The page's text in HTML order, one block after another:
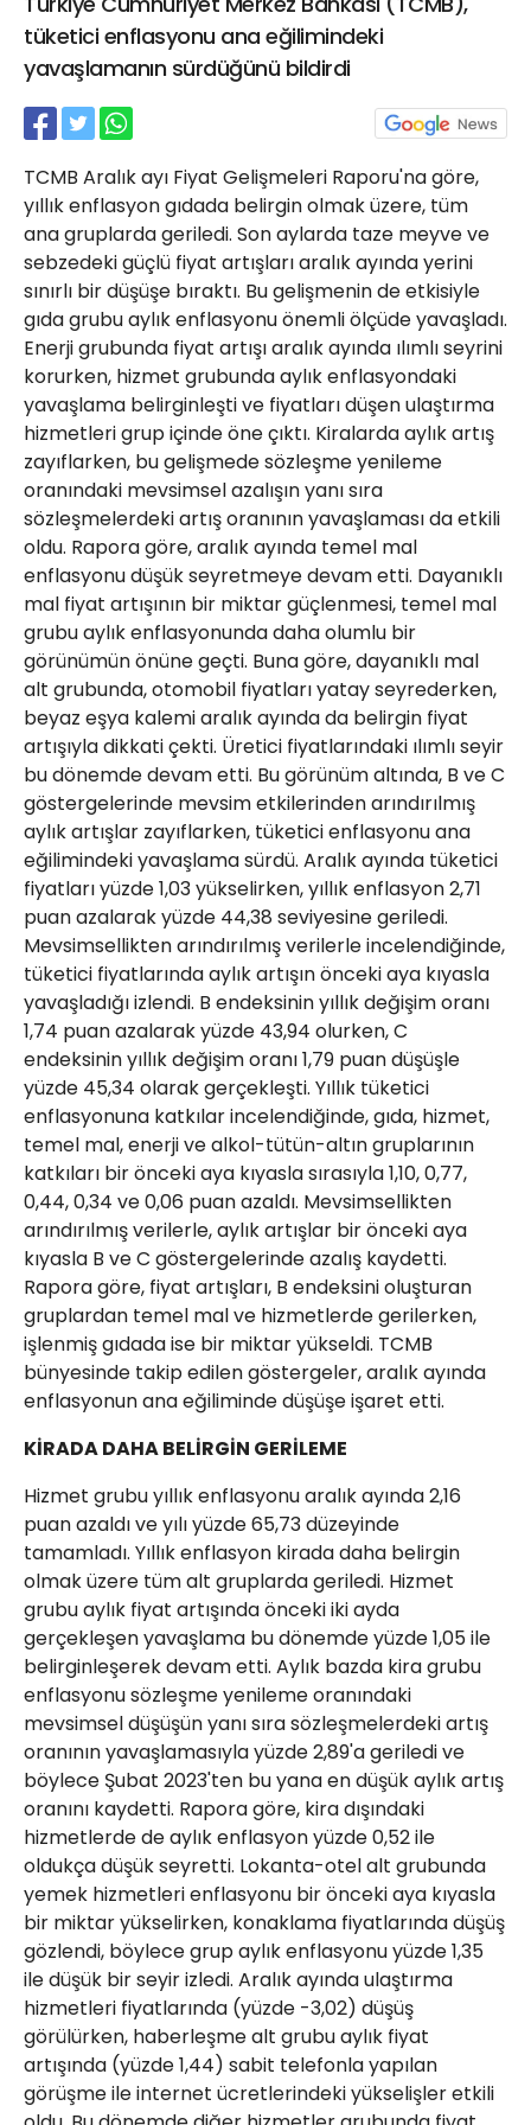
tüketici enflasyonu ana eğilimindeki
yavaşlamanın sürdüğünü bildirdi
TCMB Aralık ayı Fiyat Gelişmeleri Raporu'na göre,
yıllık enflasyon gıdada belirgin olmak üzere, tüm
ana gruplarda geriledi. Son aylarda taze meyve ve
sebzedeki güçlü fiyat artışları aralık ayında yerini
sınırlı bir düşüşe bıraktı. Bu gelişmenin de etkisiyle
gıda grubu aylık enflasyonu önemli ölçüde yavaşladı.
Enerji grubunda fiyat artışı aralık ayında ılımlı seyrini
korurken, hizmet grubunda aylık enflasyondaki
yavaşlama belirginleşti ve fiyatları düşen ulaştırma
hizmetleri grup içinde öne çıktı. Kiralarda aylık artış
zayıflarken, bu gelişmede sözleşme yenileme
oranındaki mevsimsel azalışın yanı sıra
sözleşmelerdeki artış oranının yavaşlaması da etkili
oldu. Rapora göre, aralık ayında temel mal
enflasyonu düşük seyretmeye devam etti. Dayanıklı
mal fiyat artışının bir miktar güçlenmesi, temel mal
grubu aylık enflasyonunda daha olumlu bir
görünümün önüne geçti. Buna göre, dayanıklı mal
alt grubunda, otomobil fiyatları yatay seyrederken,
beyaz eşya kalemi aralık ayında da belirgin fiyat
artışıyla dikkati çekti. Üretici fiyatlarındaki ılımlı seyir
bu dönemde devam etti. Bu görünüm altında, B ve C
göstergelerinde mevsim etkilerinden arındırılmış
aylık artışlar zayıflarken, tüketici enflasyonu ana
eğilimindeki yavaşlama sürdü. Aralık ayında tüketici
fiyatları yüzde 1,03 yükselirken, yıllık enflasyon 2,71
puan azalarak yüzde 44,38 seviyesine geriledi.
Mevsimsellikten arındırılmış verilerle incelendiğinde,
tüketici fiyatlarında aylık artışın önceki aya kıyasla
yavaşladığı izlendi. B endeksinin yıllık değişim oranı
1,74 puan azalarak yüzde 43,94 olurken, C
endeksinin yıllık değişim oranı 1,79 puan düşüşle
yüzde 45,34 olarak gerçekleşti. Yıllık tüketici
enflasyonuna katkılar incelendiğinde, gıda, hizmet,
temel mal, enerji ve alkol-tütün-altın gruplarının
katkıları bir önceki aya kıyasla sırasıyla 1,10, 0,77,
0,44, 0,34 ve 0,06 puan azaldı. Mevsimsellikten
arındırılmış verilerle, aylık artışlar bir önceki aya
kıyasla B ve C göstergelerinde azalış kaydetti.
Rapora göre, fiyat artışları, B endeksini oluşturan
gruplardan temel mal ve hizmetlerde gerilerken,
işlenmiş gıdada ise bir miktar yükseldi. TCMB
bünyesinde takip edilen göstergeler, aralık ayında
enflasyonun ana eğiliminde düşüşe işaret etti.
KİRADA DAHA BELİRGİN GERİLEME
Hizmet grubu yıllık enflasyonu aralık ayında 2,16
puan azaldı ve yılı yüzde 65,73 düzeyinde
tamamladı. Yıllık enflasyon kirada daha belirgin
olmak üzere tüm alt gruplarda geriledi. Hizmet
grubu aylık fiyat artışında önceki iki ayda
gerçekleşen yavaşlama bu dönemde yüzde 1,05 ile
belirginleşerek devam etti. Aylık bazda kira grubu
enflasyonu sözleşme yenileme oranındaki
mevsimsel düşüşün yanı sıra sözleşmelerdeki artış
oranının yavaşlamasıyla yüzde 2,89'a geriledi ve
böylece Şubat 2023'ten bu yana en düşük aylık artış
oranını kaydetti. Rapora göre, kira dışındaki
hizmetlerde de aylık enflasyon yüzde 0,52 ile
oldukça düşük seyretti. Lokanta-otel alt grubunda
yemek hizmetleri enflasyonu bir önceki aya kıyasla
bir miktar yükselirken, konaklama fiyatlarında düşüş
gözlendi, böylece grup aylık enflasyonu yüzde 1,35
ile düşük bir seyir izledi. Aralık ayında ulaştırma
hizmetleri fiyatlarında (yüzde -3,02) düşüş
görülürken, haberleşme alt grubu aylık fiyat
artışında (yüzde 1,44) sabit telefonla yapılan
görüşme ile internet ücretlerindeki yükselişler etkili
21 Gölcük
02624132333